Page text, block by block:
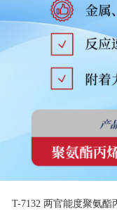
T-7132 两官能度聚氨酯